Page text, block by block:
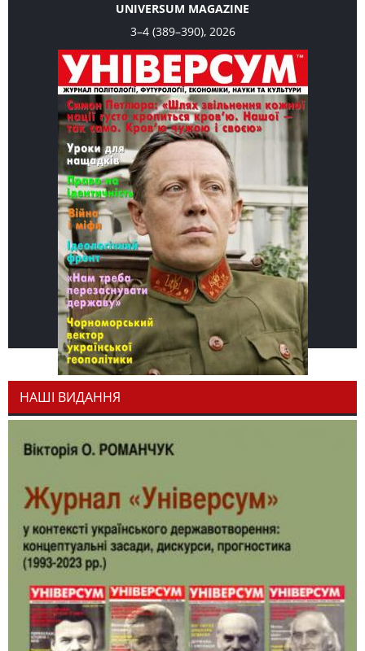
UNIVERSUM MAGAZINE
3–4 (389–390), 2026
НАШІ ВИДАННЯ